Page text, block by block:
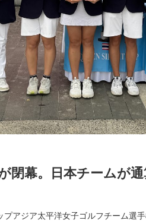
閉幕。日本チームが
アジア太平洋女子ゴルフチーム選